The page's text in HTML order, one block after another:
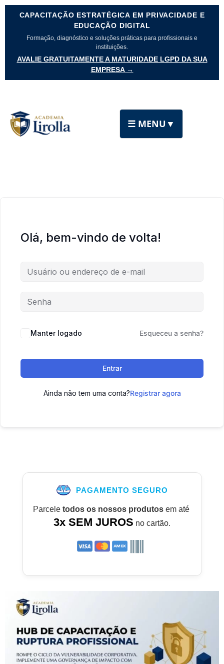
CAPACITAÇÃO ESTRATÉGICA EM PRIVACIDADE E
EDUCAÇÃO DIGITAL
Formação, diagnóstico e soluções práticas para profissionais e
instituições.
AVALIE GRATUITAMENTE A MATURIDADE LGPD DA SUA
EMPRESA →
☰ MENU ▼
Olá, bem-vindo de volta!
Manter logado Esqueceu a senha?
Entrar
Ainda não tem uma conta?Registrar agora
PAGAMENTO SEGURO
Parcele todos os nossos produtosem até
3x SEM JUROS no cartão.